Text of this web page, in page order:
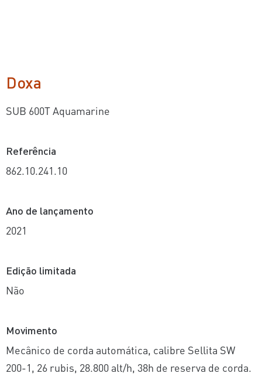
Doxa
SUB 600T Aquamarine
Referência
862.10.241.10
Ano de lançamento
2021
Edição limitada
Não
Movimento
Mecânico de corda automática, calibre Sellita SW
200-1, 26 rubis, 28.800 alt/h, 38h de reserva de corda.